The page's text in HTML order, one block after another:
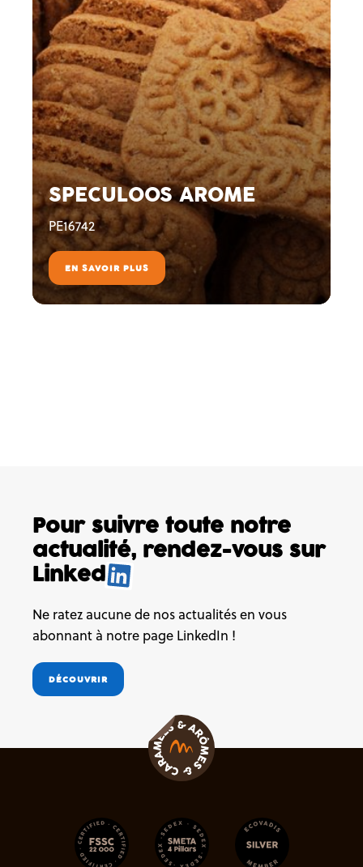
SPECULOOS AROME
PE16742
EN SAVOIR PLUS
Pour suivre toute notre
actualité, rendez-vous sur
Linked
Ne ratez aucune de nos actualités en vous
abonnant à notre page LinkedIn !
DÉCOUVRIR